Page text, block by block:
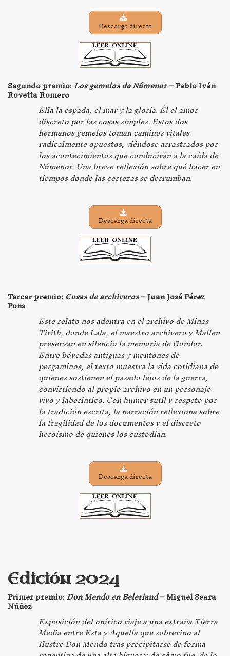
Descarga directa
Segundo premio:Los gemelos de Númenor– Pablo Iván
Rovetta Romero
Ella la espada, el mar y la gloria. Él el amor
discreto por las cosas simples. Estos dos
hermanos gemelos toman caminos vitales
radicalmente opuestos, viéndose arrastrados por
los acontecimientos que conducirán a la caída de
Númenor. Una breve reflexión sobre qué hacer en
tiempos donde las certezas se derrumban.
Descarga directa
Tercer premio:Cosas de archiveros– Juan José Pérez
Pons
Este relato nos adentra en el archivo de Minas
Tirith, donde Lala, el maestro archivero y Mallen
preservan en silencio la memoria de Gondor.
Entre bóvedas antiguas y montones de
pergaminos, el texto muestra la vida cotidiana de
quienes sostienen el pasado lejos de la guerra,
convirtiendo al propio archivo en un personaje
vivo y laberíntico. Con humor sutil y respeto por
la tradición escrita, la narración reflexiona sobre
la fragilidad de los documentos y el discreto
heroísmo de quienes los custodian.
Descarga directa
Edición 2024
Primer premio:Don Mendo en Beleriand–Miguel Seara
Núñez
Exposición del onírico viaje a una extraña Tierra
Media entre Esta y Aquella que sobrevino al
Ilustre Don Mendo tras precipitarse de forma